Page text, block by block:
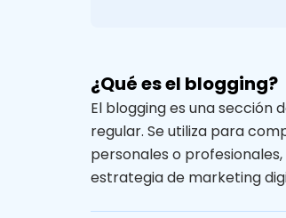
¿Qué es el blogging?
El blogging es una sección
regular. Se utiliza para
personales o
estrategia de marketing